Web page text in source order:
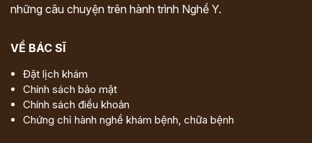
những câu chuyện trên hành trình Nghề Y.
VỀ BÁC SĨ
Đặt lịch khám
Chính sách bảo mật
Chính sách điều khoản
Chứng chỉ hành nghề khám bệnh, chữa bệnh